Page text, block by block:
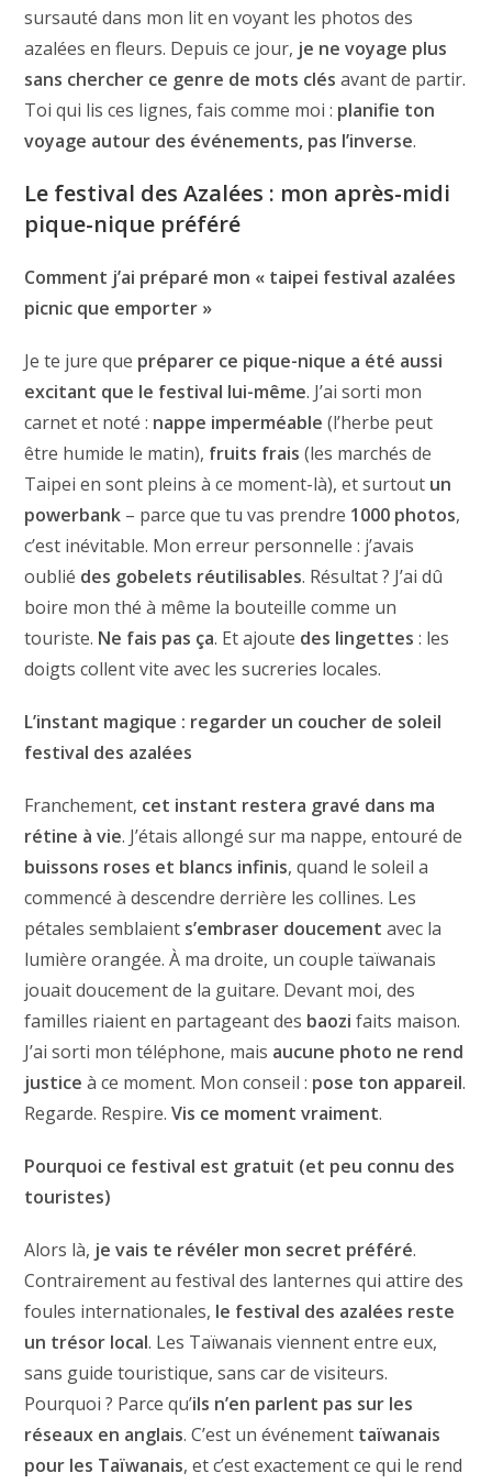
sursauté dans mon lit en voyant les photos des
azalées en fleurs. Depuis ce jour, je ne voyage plus
sans chercher ce genre de mots clés avant de partir.
Toi qui lis ces lignes, fais comme moi : planifie ton
voyage autour des événements, pas l’inverse.
Le festival des Azalées : mon après-midi
pique-nique préféré
Comment j’ai préparé mon « taipei festival azalées
picnic que emporter »
Je te jure que préparer ce pique-nique a été aussi
excitant que le festival lui-même. J’ai sorti mon
carnet et noté : nappe imperméable (l’herbe peut
être humide le matin), fruits frais (les marchés de
Taipei en sont pleins à ce moment-là), et surtout un
powerbank – parce que tu vas prendre 1000 photos,
c’est inévitable. Mon erreur personnelle : j’avais
oublié des gobelets réutilisables. Résultat ? J’ai dû
boire mon thé à même la bouteille comme un
touriste. Ne fais pas ça. Et ajoute des lingettes : les
doigts collent vite avec les sucreries locales.
L’instant magique : regarder un coucher de soleil
festival des azalées
Franchement, cet instant restera gravé dans ma
rétine à vie. J’étais allongé sur ma nappe, entouré de
buissons roses et blancs infinis, quand le soleil a
commencé à descendre derrière les collines. Les
pétales semblaient s’embraser doucement avec la
lumière orangée. À ma droite, un couple taïwanais
jouait doucement de la guitare. Devant moi, des
familles riaient en partageant des baozi faits maison.
J’ai sorti mon téléphone, mais aucune photo ne rend
justice à ce moment. Mon conseil : pose ton appareil.
Regarde. Respire.Vis ce moment vraiment.
Pourquoi ce festival est gratuit (et peu connu des
touristes)
Alors là, je vais te révéler mon secret préféré.
Contrairement au festival des lanternes qui attire des
foules internationales, le festival des azalées reste
un trésor local. Les Taïwanais viennent entre eux,
sans guide touristique, sans car de visiteurs.
Pourquoi ? Parce qu’ils n’en parlent pas sur les
réseaux en anglais. C’est un événement taïwanais
pour les Taïwanais, et c’est exactement ce qui le rend